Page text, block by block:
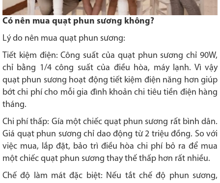
Có nên mua quạt phun sương không?
Lý do nên mua quạt phun sương:
Tiết kiệm điện: Công suất của quạt phun sương chỉ 90W,
chỉ bằng 1/4 công suất của điều hòa, máy lạnh. Vì vậy
quạt phun sương hoạt động tiết kiệm điện năng hơn giúp
bớt chi phí cho mỗi gia đình khoản chi tiêu tiền điện hàng
tháng.
Chi phí thấp: Gía một chiếc quạt phun sương rất bình dân.
Giá quạt phun sương chỉ dao động từ 2 triệu đồng. So với
việc mua, lắp đặt, bảo trì điều hòa chi phí bỏ ra để mua
một chiếc quạt phun sương thay thế thấp hơn rất nhiều.
Chế độ làm mát đặc biệt: Nếu tắt chế độ phun sương,